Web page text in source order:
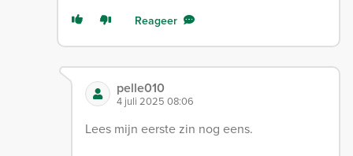
Reageer
pelle010
4 juli 2025 08:06
Lees mijn eerste zin nog eens.